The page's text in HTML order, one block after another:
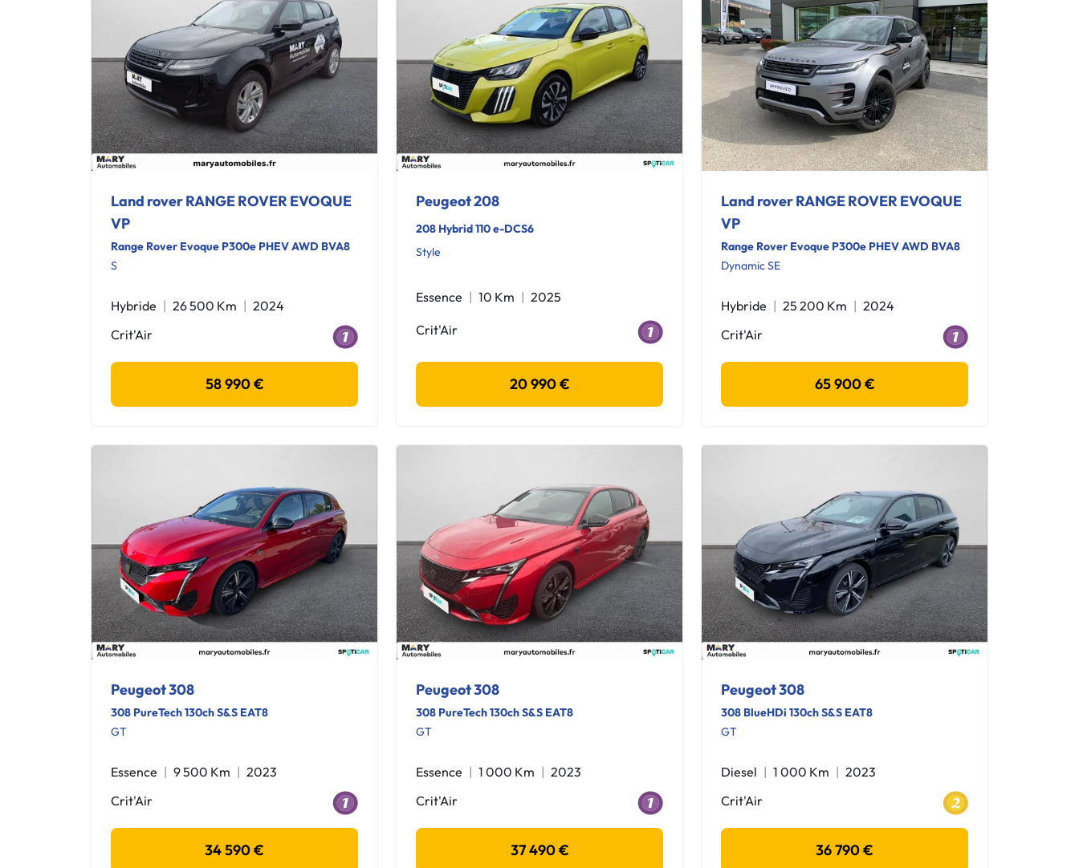
Land rover RANGE ROVER EVOQUE
VP
Range Rover Evoque P300e PHEV AWD BVA8
S
Hybride 26 500 Km
2024
Crit'Air
58 990 €
Peugeot 208
208 Hybrid 110 e-DCS6
Style
Essence 10 Km 2025
Crit'Air
20 990 €
Land rover RANGE ROVER EVOQUE
VP
Range Rover Evoque P300e PHEV AWD BVA8
Dynamic SE
Hybride 25 200 Km
2024
Crit'Air
65 900 €
Peugeot 308
308 PureTech 130ch S&S EAT8
GT
Essence 9 500 Km
2023
Crit'Air
34 590 €
Peugeot 308
308 PureTech 130ch S&S EAT8
GT
Essence 1 000 Km
2023
Crit'Air
37 490 €
Peugeot 308
308 BlueHDi 130ch S&S EAT8
GT
Diesel 1 000 Km
2023
Crit'Air
36 790 €